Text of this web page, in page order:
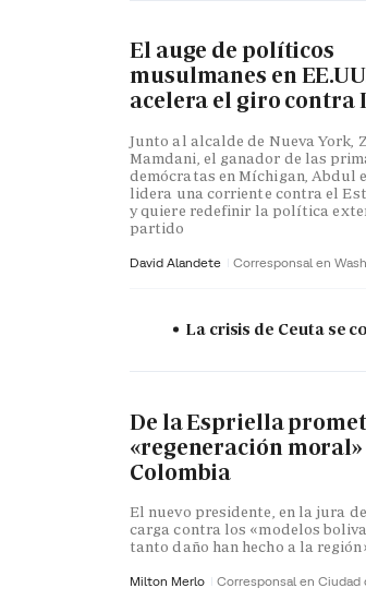
El auge de políticos
musulmanes en
acelera el giro contra
Junto al alcalde de Nueva York,
Mamdani, el ganador de las
demócratas en Míchigan, Abdul
lidera una corriente contra el
y quiere redefinir la política
partido
David Alandete Corresponsal en
La crisis de Ceuta se
De la Espriella
«regeneración moral»
Colombia
El nuevo presidente, en la jura
carga contra los «modelos
tanto daño han hecho a la
Milton Merlo Corresponsal en Ciudad